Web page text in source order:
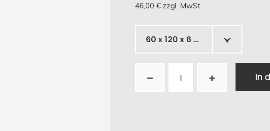
Informieren
Akustik
46,00 € zzgl. MwSt.
60 x 120 x 6 mm
In